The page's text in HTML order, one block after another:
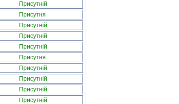
Присутній
Присутня
Присутній
Присутній
Присутній
Присутня
Присутній
Присутній
Присутній
Присутній